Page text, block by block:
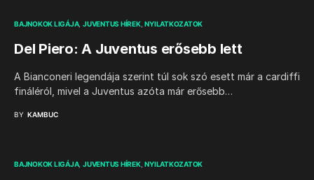
BAJNOKOK LIGÁJA JUVENTUS HÍREK NYILATKOZATOK
Del Piero: A Juventus erősebb lett
A Bianconeri legendája szerint túl sok szó esett már a cardiffi
fináléról, mivel a Juventus azóta már erősebb…
BY KAMBUC
BAJNOKOK LIGÁJA JUVENTUS HÍREK NYILATKOZATOK